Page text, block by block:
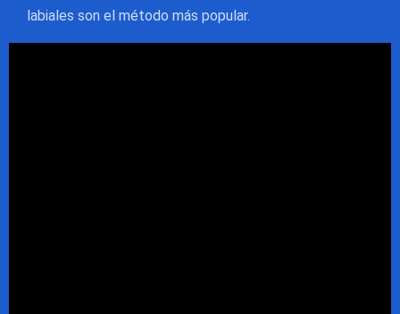
labiales son el método más popular.